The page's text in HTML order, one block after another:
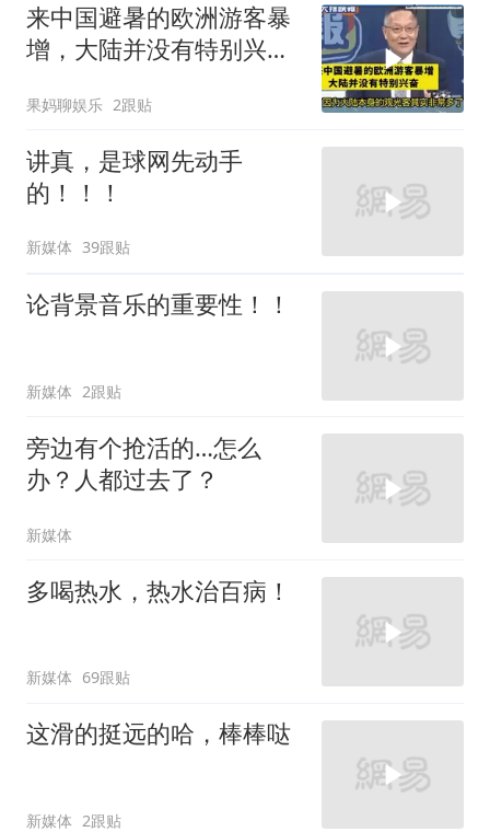
来中国避暑的欧洲游客暴
增，大陆并没有特别兴
果妈聊娱乐 2跟贴
讲真，是球网先动手
的！！！
新媒体 39跟贴
论背景音乐的重要性！！
新媒体 2跟贴
旁边有个抢活的…怎么
办？人都过去了？
新媒体
多喝热水，热水治百病！
新媒体 69跟贴
这滑的挺远的哈，棒棒哒
新媒体 2跟贴